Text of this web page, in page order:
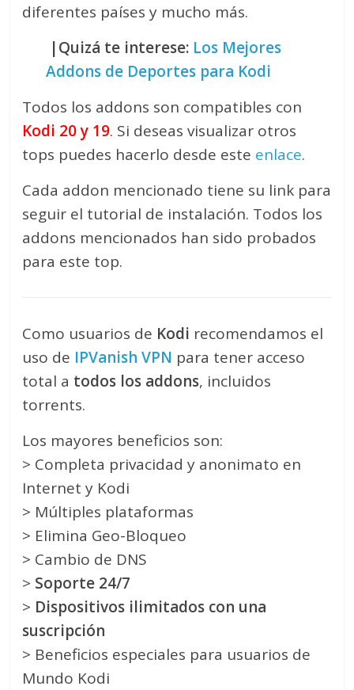
diferentes países y mucho más.
|Quizá te interese: Los Mejores
Addons de Deportes para Kodi
Todos los addons son compatibles con
Kodi 20 y 19. Si deseas visualizar otros
tops puedes hacerlo desde este enlace.
Cada addon mencionado tiene su link para
seguir el tutorial de instalación. Todos los
addons mencionados han sido probados
para este top.
Como usuarios de Kodi recomendamos el
uso de IPVanish VPN para tener acceso
total a todos los addons, incluidos
torrents.
Los mayores beneficios son:
> Completa privacidad y anonimato en
Internet y Kodi
> Múltiples plataformas
> Elimina Geo-Bloqueo
> Cambio de DNS
> Soporte 24/7
> Dispositivos ilimitados con una
suscripción
> Beneficios especiales para usuarios de
Mundo Kodi